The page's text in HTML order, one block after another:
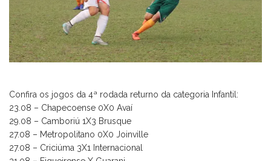
Confira os jogos da 4ª rodada returno da categoria Infantil:
23.08 – Chapecoense 0X0 Avaí
29.08 – Camboriú 1X3 Brusque
27.08 – Metropolitano 0X0 Joinville
27.08 – Criciúma 3X1 Internacional